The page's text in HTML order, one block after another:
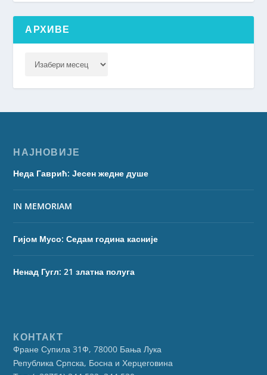
АРХИВЕ
НАЈНОВИЈЕ
Неда Гаврић: Јесен жедне душе
IN MEMORIAM
Гијом Мусо: Седам година касније
Ненад Гугл: 21 златна полуга
КОНТАКТ
Фране Супила 31Ф, 78000 Бања Лука
Република Српска, Босна и Херцеговина